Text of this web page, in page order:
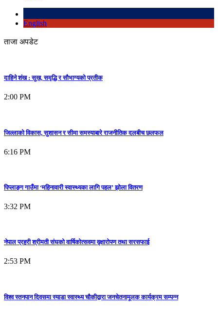
English
ताजा अपडेट
दाहिने शंख : सुख, समृद्धि र सौभाग्यको प्रतीक
2:00 PM
जिल्लाको विकास, सुशासन र सीमा समस्याबारे राजनीतिक दलबीच छलफल
6:16 PM
पिप्लाङ्ग गाउँमा ‘महिनावारी स्वास्थ्यका लागि पहल’ झोला वितरण
3:32 PM
नेपाल प्रहरी श्रीमती संघको वार्षिकोत्सवमा वृक्षारोपण तथा सरसफाई
2:53 PM
विश्व स्तनपान दिवसमा स्याडा स्वास्थ्य चौकीद्वारा जनचेतनामूलक कार्यक्रम सम्पन्न